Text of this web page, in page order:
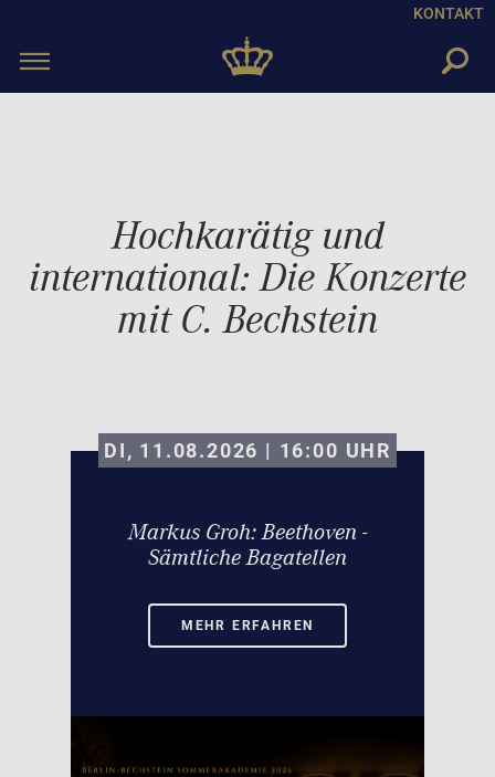
KONTAKT
Toggle
Hochkarätig und
international: Die Konzerte
mit C. Bechstein
DI, 11.08.2026 | 16:00 UHR
Markus Groh: Beethoven -
Sämtliche Bagatellen
MEHR ERFAHREN